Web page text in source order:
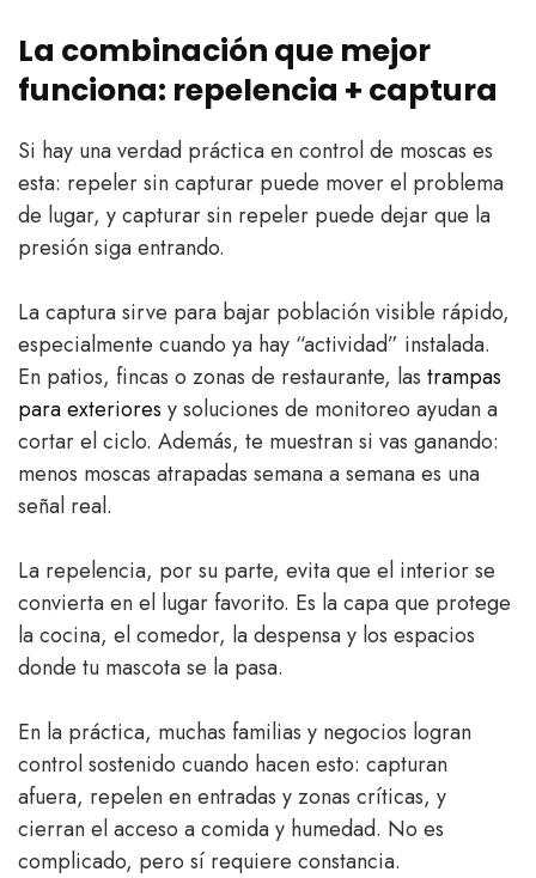
La combinación que mejor
funciona: repelencia + captura
Si hay una verdad práctica en control de moscas es
esta: repeler sin capturar puede mover el problema
de lugar, y capturar sin repeler puede dejar que la
presión siga entrando.
La captura sirve para bajar población visible rápido,
especialmente cuando ya hay “actividad” instalada.
En patios, fincas o zonas de restaurante, las trampas
para exteriores y soluciones de monitoreo ayudan a
cortar el ciclo. Además, te muestran si vas ganando:
menos moscas atrapadas semana a semana es una
señal real.
La repelencia, por su parte, evita que el interior se
convierta en el lugar favorito. Es la capa que protege
la cocina, el comedor, la despensa y los espacios
donde tu mascota se la pasa.
En la práctica, muchas familias y negocios logran
control sostenido cuando hacen esto: capturan
afuera, repelen en entradas y zonas críticas, y
cierran el acceso a comida y humedad. No es
complicado, pero sí requiere constancia.